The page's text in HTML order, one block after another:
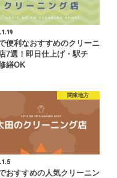
便利なおすすめのクリーニ
7選！即日仕上げ・駅チ
繕OK
関東地方
おすすめの人気クリーニン